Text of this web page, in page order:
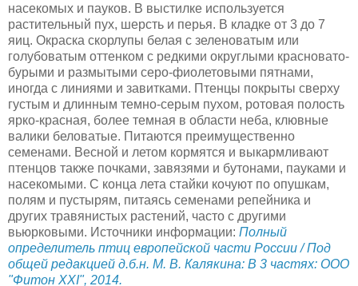
насекомых и пауков. В выстилке используется
растительный пух, шерсть и перья. В кладке от 3 до 7
яиц. Окраска скорлупы белая с зеленоватым или
голубоватым оттенком с редкими округлыми красновато-
бурыми и размытыми серо-фиолетовыми пятнами,
иногда с линиями и завитками. Птенцы покрыты сверху
густым и длинным темно-серым пухом, ротовая полость
ярко-красная, более темная в области неба, клювные
валики беловатые. Питаются преимущественно
семенами. Весной и летом кормятся и выкармливают
птенцов также почками, завязями и бутонами, пауками и
насекомыми. С конца лета стайки кочуют по опушкам,
полям и пустырям, питаясь семенами репейника и
других травянистых растений, часто с другими
вьюрковыми. Источники информации: Полный
определитель птиц европейской части России / Под
общей редакцией д.б.н. М. В. Калякина: В 3 частях: ООО
"Фитон XXI", 2014.